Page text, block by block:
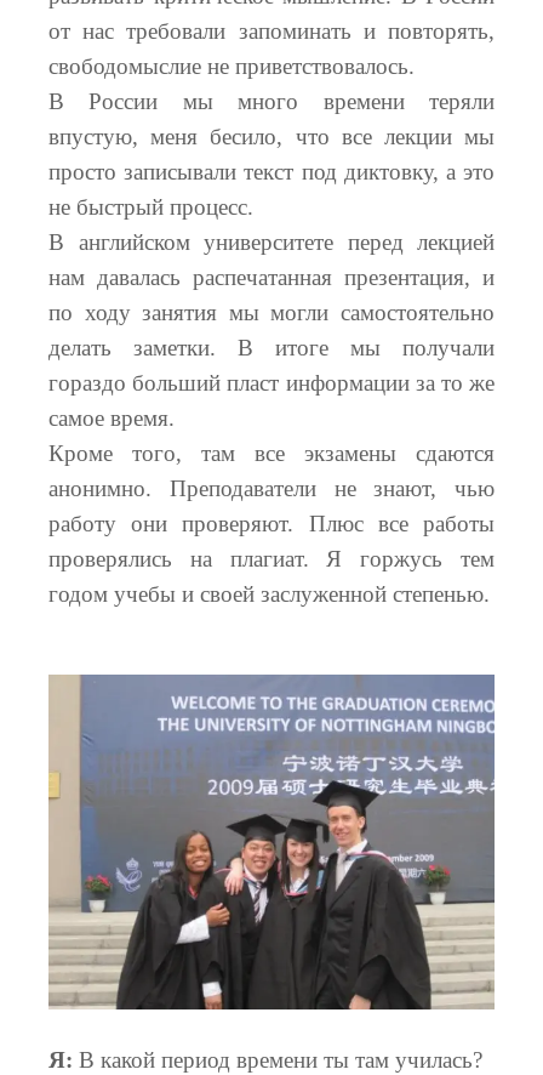
от нас требовали запоминать и повторять,
свободомыслие не приветствовалось.
В России мы много времени теряли
впустую, меня бесило, что все лекции мы
просто записывали текст под диктовку, а это
не быстрый процесс.
В английском университете перед лекцией
нам давалась распечатанная презентация, и
по ходу занятия мы могли самостоятельно
делать заметки. В итоге мы получали
гораздо больший пласт информации за то же
самое время.
Кроме того, там все экзамены сдаются
анонимно. Преподаватели не знают, чью
работу они проверяют. Плюс все работы
проверялись на плагиат. Я горжусь тем
годом учебы и своей заслуженной степенью.
Я: В какой период времени ты там училась?